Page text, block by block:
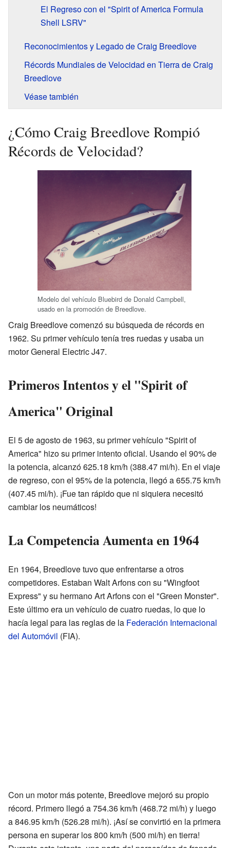
El Regreso con el "Spirit of America Formula
Shell LSRV"
Reconocimientos y Legado de Craig Breedlove
Récords Mundiales de Velocidad en Tierra de Craig
Breedlove
Véase también
¿Cómo Craig Breedlove Rompió
Récords de Velocidad?
Modelo del vehículo Bluebird de Donald Campbell,
usado en la promoción de Breedlove.
Craig Breedlove comenzó su búsqueda de récords en
1962. Su primer vehículo tenía tres ruedas y usaba un
motor General Electric J47.
Primeros Intentos y el "Spirit of
America" Original
El 5 de agosto de 1963, su primer vehículo "Spirit of
America" hizo su primer intento oficial. Usando el 90% de
la potencia, alcanzó 625.18 km/h (388.47 mi/h). En el viaje
de regreso, con el 95% de la potencia, llegó a 655.75 km/h
(407.45 mi/h). ¡Fue tan rápido que ni siquiera necesitó
cambiar los neumáticos!
La Competencia Aumenta en 1964
En 1964, Breedlove tuvo que enfrentarse a otros
competidores. Estaban Walt Arfons con su "Wingfoot
Express" y su hermano Art Arfons con el "Green Monster".
Este último era un vehículo de cuatro ruedas, lo que lo
hacía legal para las reglas de la Federación Internacional
del Automóvil (FIA).
Con un motor más potente, Breedlove mejoró su propio
récord. Primero llegó a 754.36 km/h (468.72 mi/h) y luego
a 846.95 km/h (526.28 mi/h). ¡Así se convirtió en la primera
persona en superar los 800 km/h (500 mi/h) en tierra!